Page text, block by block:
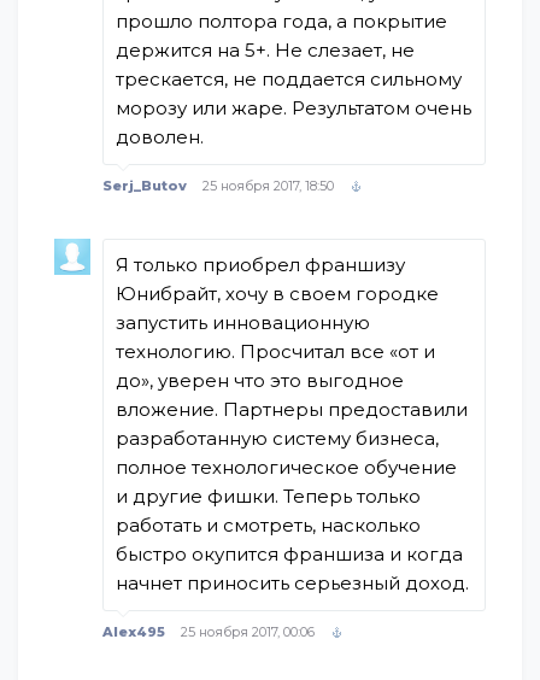
прошло полтора года, а покрытие
держится на 5+. Не слезает, не
трескается, не поддается сильному
морозу или жаре. Результатом очень
доволен.
Serj_Butov 25 ноября 2017, 18:50
Я только приобрел франшизу
Юнибрайт, хочу в своем городке
запустить инновационную
технологию. Просчитал все «от и
до», уверен что это выгодное
вложение. Партнеры предоставили
разработанную систему бизнеса,
полное технологическое обучение
и другие фишки. Теперь только
работать и смотреть, насколько
быстро окупится франшиза и когда
начнет приносить серьезный доход.
Alex495 25 ноября 2017, 00:06